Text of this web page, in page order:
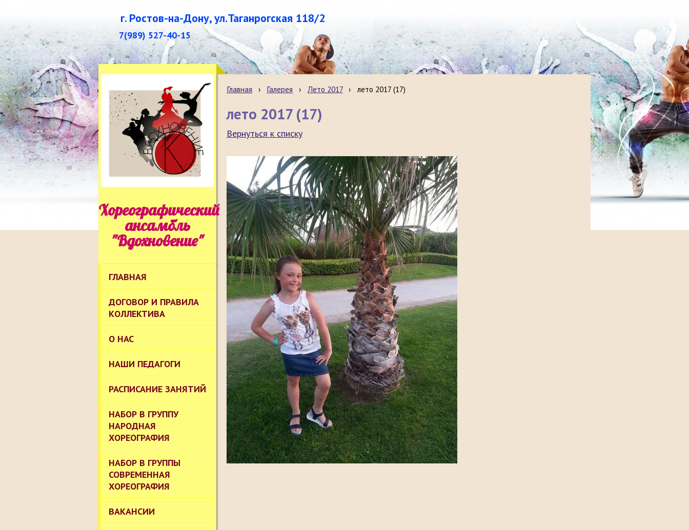
г. Ростов-на-Дону, ул.Таганрогская 118/2
7(989) 527-40-15
Хореографический
ансамбль
"Вдохновение"
ГЛАВНАЯ
ДОГОВОР И ПРАВИЛА
КОЛЛЕКТИВА
О НАС
НАШИ ПЕДАГОГИ
РАСПИСАНИЕ ЗАНЯТИЙ
НАБОР В ГРУППУ
НАРОДНАЯ
ХОРЕОГРАФИЯ
НАБОР В ГРУППЫ
СОВРЕМЕННАЯ
ХОРЕОГРАФИЯ
ВАКАНСИИ
Главная › Галерея › Лето 2017 › лето 2017 (17)
лето 2017 (17)
Вернуться к списку